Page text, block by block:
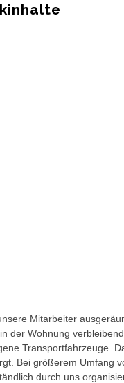
Mitarbeiter
der Wohnung
Transportfahrzeuge.
Bei größerem Umfang
durch uns